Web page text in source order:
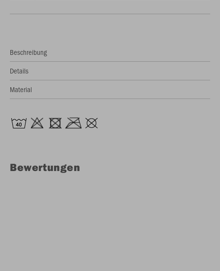
Beschreibung
Details
Material
Bewertungen